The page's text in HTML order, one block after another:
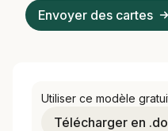
Envoyer des cartes
Utiliser ce modèle
Télécharger en